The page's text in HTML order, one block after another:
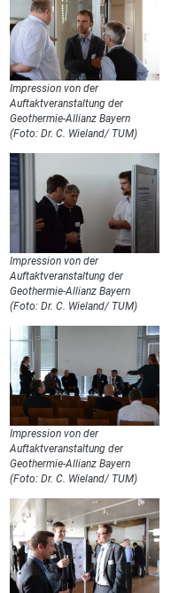
Impression von der
Auftaktveranstaltung der
Geothermie-Allianz Bayern
(Foto: Dr. C. Wieland/ TUM)
Impression von der
Auftaktveranstaltung der
Geothermie-Allianz Bayern
(Foto: Dr. C. Wieland/ TUM)
Impression von der
Auftaktveranstaltung der
Geothermie-Allianz Bayern
(Foto: Dr. C. Wieland/ TUM)